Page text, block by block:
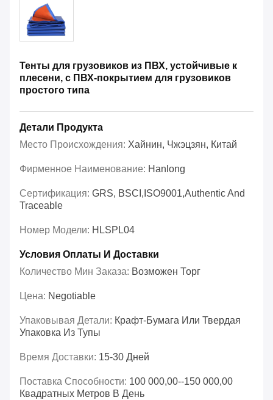
Тенты для грузовиков из ПВХ, устойчивые к
плесени, с ПВХ-покрытием для грузовиков
простого типа
Детали Продукта
Место Происхождения: Хайнин, Чжэцзян, Китай
Фирменное Наименование: Hanlong
Сертификация: GRS, BSCI,ISO9001,Authentic And
Traceable
Номер Модели: HLSPL04
Условия Оплаты И Доставки
Количество Мин Заказа: Возможен Торг
Цена: Negotiable
Упаковывая Детали: Крафт-Бумага Или Твердая
Упаковка Из Тупы
Время Доставки: 15-30 Дней
Поставка Способности: 100 000,00--150 000,00
Квадратных Метров В День